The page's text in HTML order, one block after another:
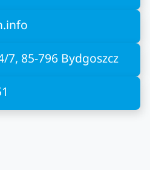
7, 85-796 Bydgoszcz